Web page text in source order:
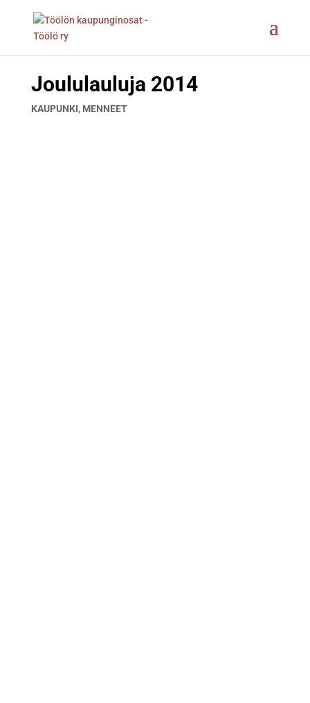
Joululauluja 2014
KAUPUNKI, MENNEET